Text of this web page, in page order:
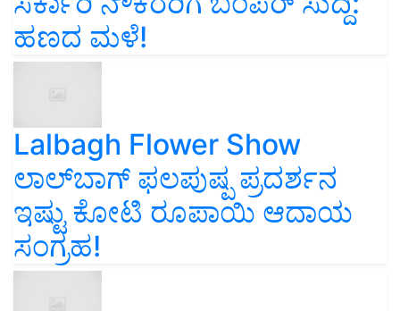
ಹಣದ ಮಳೆ!
Lalbagh Flower Show
ಲಾಲ್‌ಬಾಗ್ ಫಲಪುಷ್ಪ ಪ್ರದರ್ಶನ
ಇಷ್ಟು ಕೋಟಿ ರೂಪಾಯಿ ಆದಾಯ
ಸಂಗ್ರಹ!